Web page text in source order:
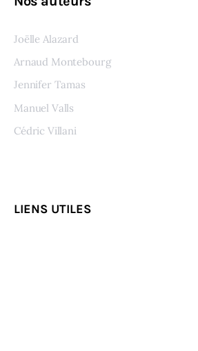
Joëlle Alazard
Arnaud Montebourg
Jennifer Tamas
Manuel Valls
Cédric Villani
LIENS UTILES